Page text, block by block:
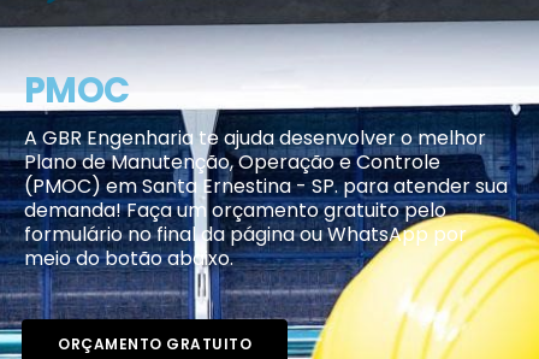
PMOC
A GBR Engenharia te ajuda desenvolver o melhor
Plano de Manutenção, Operação e Controle
(PMOC) em Santa Ernestina - SP. para atender sua
demanda! Faça um orçamento gratuito pelo
formulário no final da página ou WhatsApp por
meio do botão abaixo.
ORÇAMENTO GRATUITO